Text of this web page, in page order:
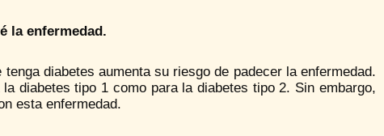
la enfermedad.
diabetes aumenta su riesgo de padecer la enfermedad.
diabetes tipo 1 como para la diabetes tipo 2. Sin embargo,
esta enfermedad.